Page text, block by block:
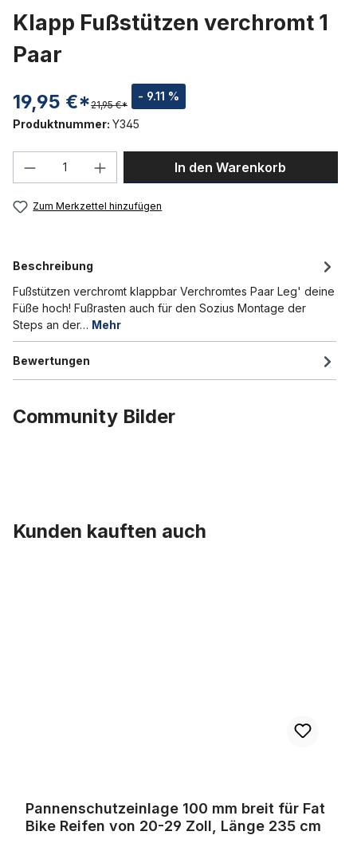
Klapp Fußstützen verchromt 1
Paar
19,95 €* - 9.11 %
21,95 €*
Produktnummer: Y345
Produkt Anzahl: Gib den gewünschten
In den Warenkorb
Zum Merkzettel hinzufügen
Beschreibung
Fußstützen verchromt klappbar Verchromtes Paar Leg' deine
Füße hoch! Fußrasten auch für den Sozius Montage der
Steps an der… Mehr
Bewertungen
Community Bilder
Kunden kauften auch
Pannenschutzeinlage 100 mm breit für Fat
Bike Reifen von 20-29 Zoll, Länge 235 cm